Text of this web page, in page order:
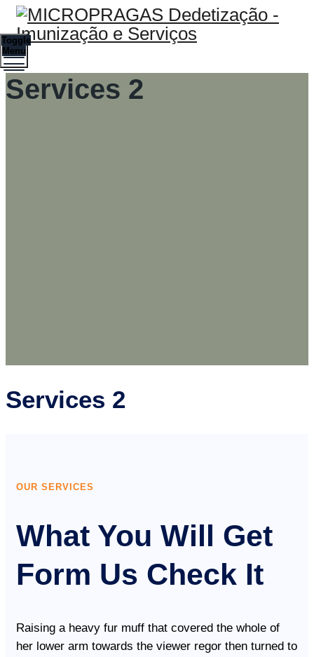
Toggle
Menu
Services 2
Services 2
OUR SERVICES
What You Will Get
Form Us Check It
Raising a heavy fur muff that covered the whole of
her lower arm towards the viewer regor then turned to